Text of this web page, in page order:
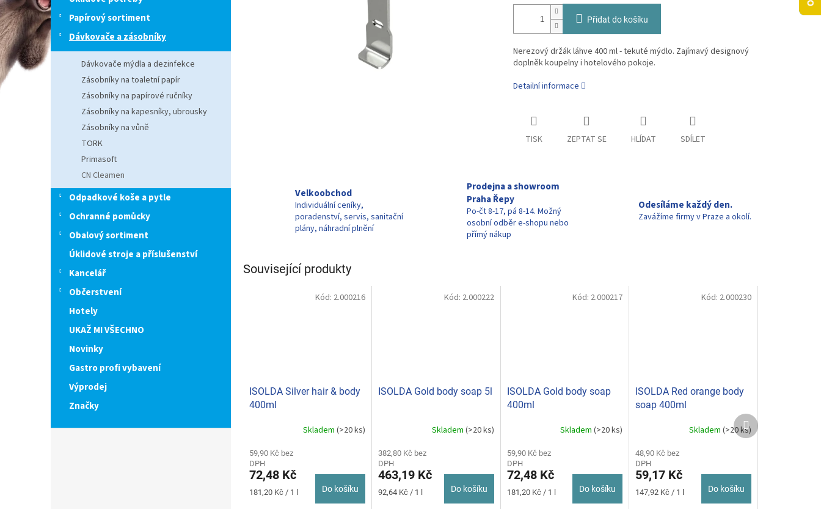
n
e
l
Papírový sortiment
Dávkovače a zásobníky
Dávkovače mýdla a dezinfekce
Zásobníky na toaletní papír
Zásobníky na papírové ručníky
Zásobníky na kapesníky, ubrousky
Zásobníky na vůně
TORK
Primasoft
CN Cleamen
Odpadkové koše a pytle
Ochranné pomůcky
Obalový sortiment
Úklidové stroje a příslušenství
Kancelář
Občerstvení
Hotely
UKAŽ MI VŠECHNO
Novinky
Gastro profi vybavení
Výprodej
Značky
Přidat do košíku
Nerezový držák láhve 400 ml - tekuté mýdlo. Zajímavý designový
doplněk koupelny i hotelového pokoje.​
Detailní informace
TISK ZEPTAT SE HLÍDAT SDÍLET
Velkoobchod
Individuální ceníky,
poradenství, servis, sanitační
plány, náhradní plnění
Prodejna a showroom
Praha Řepy
Po-čt 8-17, pá 8-14. Možný
osobní odběr e-shopu nebo
přímý nákup
Odesíláme každý den.
Zavážíme firmy v Praze a okolí.
Související produkty
ISOLDA Silver hair & body
400ml
Skladem (>20 ks)
59,90 Kč bez
DPH
72,48 Kč
Měrná
181,20 Kč / 1 l Do košíku
Kód: 2.000216
ISOLDA Gold body soap 5l
Skladem (>20 ks)
382,80 Kč bez
DPH
463,19 Kč
Měrná
92,64 Kč / 1 l Do košíku
Kód: 2.000222
ISOLDA Gold body soap
400ml
produktu
je
5,0
z
Skladem(>20 ks)
59,90 Kč bez
DPH
72,48 Kč
Měrná
181,20 Kč / 1 l Do košíku
Kód: 2.000217
ISOLDA Red orange body
soap 400ml
Skladem (>20 ks)
48,90 Kč bez
DPH
59,17 Kč
Měrná
147,92 Kč / 1 l Do košíku
Kód: 2.000230
Další
produkt